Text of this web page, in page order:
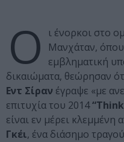
Ο
ι ένορκοι στο
Μανχάταν,
εμβληματική
δικαιώματα, θεώρησαν
Εντ Σίραν έγραψε «με
επιτυχία του 2014
είναι εν μέρει κλεμμένη
Γκέι, ένα διάσημο